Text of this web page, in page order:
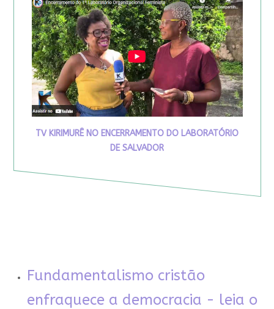
TV KIRIMURÊ NO ENCERRAMENTO DO LABORATÓRIO
DE SALVADOR
Fundamentalismo cristão
enfraquece a democracia - leia o